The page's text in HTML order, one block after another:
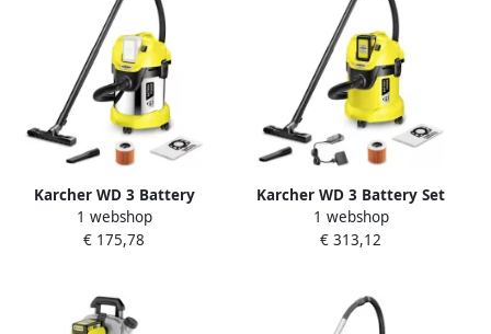
Karcher WD 3 Battery
Premium Accu Nat- en
droogstofzuiger 1.629-950.0
1 webshop
€ 175,78
Karcher WD 3 Battery Set
Accu Nat- en
droogstofzuiger 1.629-911.0
1 webshop
€ 313,12